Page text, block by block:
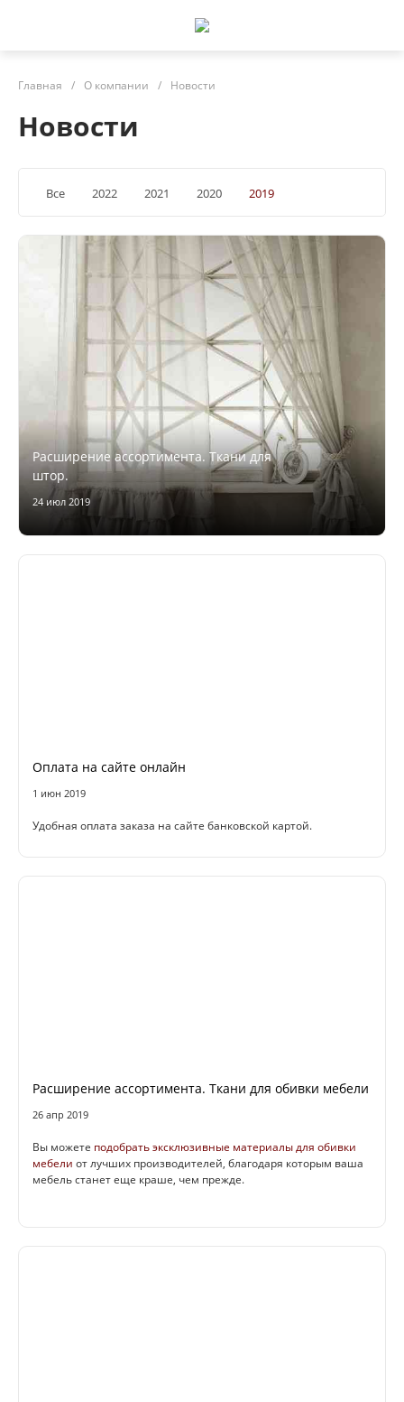
Главная / О компании / Новости
Новости
Все 2022 2021 2020 2019
Расширение ассортимента. Ткани для
штор.
24 июл 2019
Оплата на сайте онлайн
1 июн 2019
Удобная оплата заказа на сайте банковской картой.
Расширение ассортимента. Ткани для обивки мебели
26 апр 2019
Вы можете подобрать эксклюзивные материалы для обивки
мебели от лучших производителей, благодаря которым ваша
мебель станет еще краше, чем прежде.